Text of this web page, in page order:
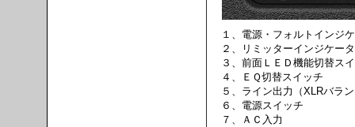
１、電源・フォルトインジ
２、リミッターインジケー
３、前面ＬＥＤ機能切替ス
４、ＥＱ切替スイッチ
５、ライン出力（XLRバラ
６、電源スイッチ
７、ＡＣ入力